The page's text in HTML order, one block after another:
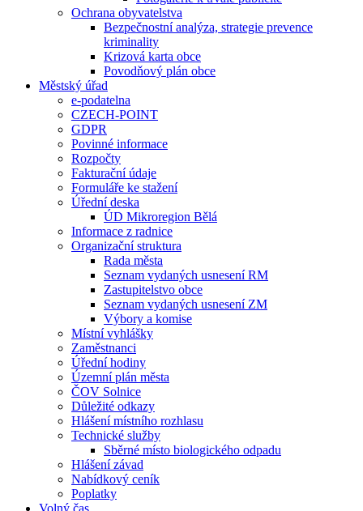
Ochrana obyvatelstva
Bezpečnostní analýza, strategie prevence
kriminality
Krizová karta obce
Povodňový plán obce
Městský úřad
e-podatelna
CZECH-POINT
GDPR
Povinné informace
Rozpočty
Fakturační údaje
Formuláře ke stažení
Úřední deska
ÚD Mikroregion Bělá
Informace z radnice
Organizační struktura
Rada města
Seznam vydaných usnesení RM
Zastupitelstvo obce
Seznam vydaných usnesení ZM
Výbory a komise
Místní vyhlášky
Zaměstnanci
Úřední hodiny
Územní plán města
ČOV Solnice
Důležité odkazy
Hlášení místního rozhlasu
Technické služby
Sběrné místo biologického odpadu
Hlášení závad
Nabídkový ceník
Poplatky
Volný čas